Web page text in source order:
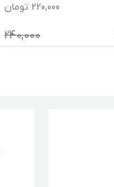
220,000 تومان
240,000